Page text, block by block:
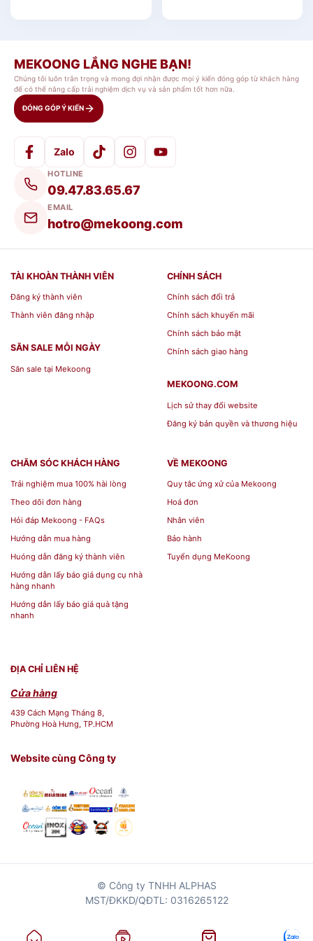
Địa chỉ đặt mua Hộp bảo quản Lock&Lock
các sản phẩmđồ nhựa gia dụng
đồ gia dụngtại cửa hàng chúng tôi, vui lòng liên
hệ theo thông tin sau để đặt hàng sỉ – lẻ:
Địa chỉ: 439 Đ. Cách Mạng Tháng 8 Phường 13,
Hotline:0768 071727
Website: mekoong.com
MEKOONG LẮNG NGHE BẠN!
Chúng tôi luôn trân trọng và mong đợi nhận được mọi ý kiến đóng góp từ khách hàng
để có thể nâng cấp trải nghiệm dịch vụ và sản phẩm tốt hơn nữa.
ĐÓNG GÓP Ý KIẾN
Zalo
HOTLINE
09.47.83.65.67
EMAIL
hotro@mekoong.com
TÀI KHOÀN THÀNH VIÊN
Đăng ký thành viên
Thành viên đăng nhập
SĂN SALE MỖI NGÀY
Săn sale tại Mekoong
CHÍNH SÁCH
Chính sách đổi trả
Chính sách khuyến mãi
Chính sách bảo mật
Chính sách giao hàng
MEKOONG.COM
Lịch sử thay đổi website
Đăng ký bản quyền và thương hiệu
CHĂM SÓC KHÁCH HÀNG
Trải nghiệm mua 100% hài lòng
Theo dõi đơn hàng
Hỏi đáp Mekoong - FAQs
Hướng dẫn mua hàng
Huóng dẫn đăng ký thành viên
Hướng dẫn lấy báo giá dụng cụ nhà
hàng nhanh
Hướng dẫn lấy báo giá quà tặng
nhanh
VỀ MEKOONG
Quy tắc ứng xử của Mekoong
Hoá đơn
Nhân viên
Bảo hành
Tuyển dụng MeKoong
ĐỊA CHỈ LIÊN HỆ
Cửa hàng
439 Cách Mạng Tháng 8,
Phường Hoà Hưng, TP.HCM
Website cùng Công ty
© Công ty TNHH ALPHAS
MST/ĐKKD/QĐTL: 0316265122